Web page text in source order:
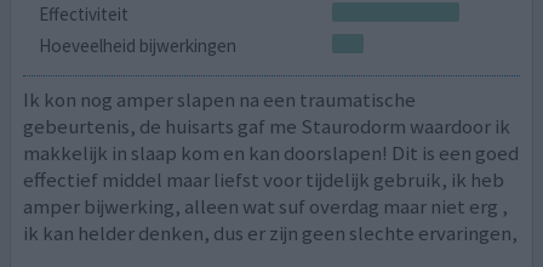
Effectiviteit
Hoeveelheid bijwerkingen
Ik kon nog amper slapen na een traumatische
gebeurtenis, de huisarts gaf me Staurodorm waardoor ik
makkelijk in slaap kom en kan doorslapen! Dit is een goed
effectief middel maar liefst voor tijdelijk gebruik, ik heb
amper bijwerking, alleen wat suf overdag maar niet erg ,
ik kan helder denken, dus er zijn geen slechte ervaringen,